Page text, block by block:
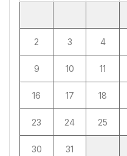
2 3 4
9 10 11
16 17 18
23 24 25
30 31